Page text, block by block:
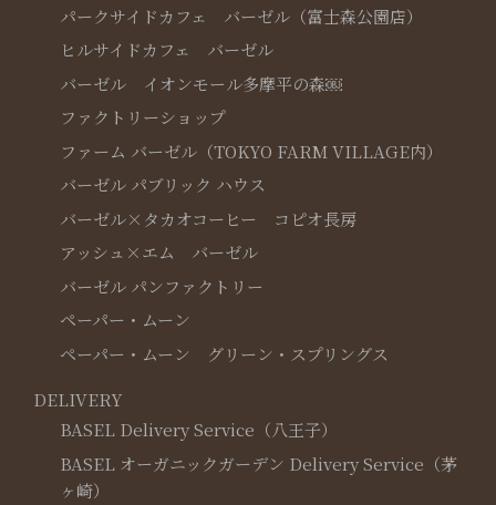
パークサイドカフェ バーゼル（富士森公園店）
ヒルサイドカフェ バーゼル
バーゼル イオンモール多摩平の森￼
ファクトリーショップ
ファーム バーゼル（TOKYO FARM VILLAGE内）
バーゼル パブリック ハウス
バーゼル×タカオコーヒー コピオ長房
アッシュ×エム バーゼル
バーゼル パンファクトリー
ペーパー・ムーン
ペーパー・ムーン グリーン・スプリングス
DELIVERY
BASEL Delivery Service（八王子）
BASEL オーガニックガーデン Delivery Service（茅
ヶ崎）